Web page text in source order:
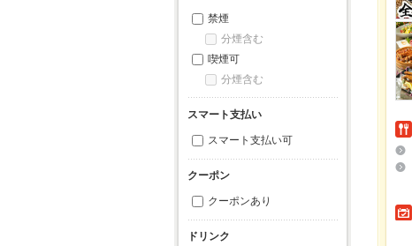
禁煙
分煙含む
喫煙可
分煙含む
スマート支払い
スマート支払い可
クーポン
クーポンあり
ドリンク